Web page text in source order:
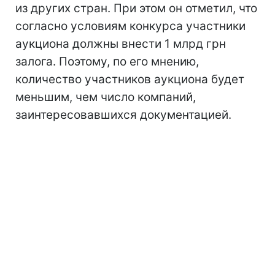
из других стран. При этом он отметил, что
согласно условиям конкурса участники
аукциона должны внести 1 млрд грн
залога. Поэтому, по его мнению,
количество участников аукциона будет
меньшим, чем число компаний,
заинтересовавшихся документацией.